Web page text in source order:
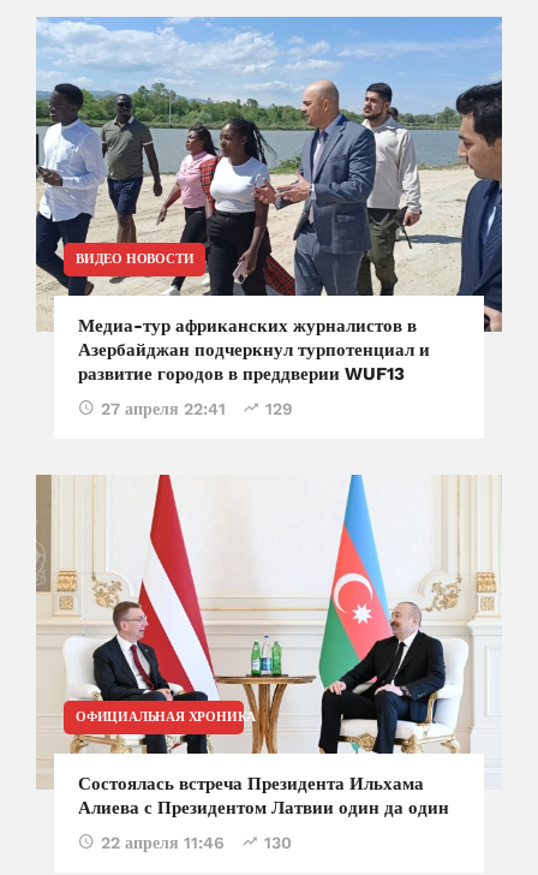
ВИДЕО НОВОСТИ
Медиа-тур африканских журналистов в
Азербайджан подчеркнул турпотенциал и
развитие городов в преддверии WUF13
27 апреля 22:41 129
ОФИЦИАЛЬНАЯ ХРОНИКА
Состоялась встреча Президента Ильхама
Алиева с Президентом Латвии один да один
22 апреля 11:46 130